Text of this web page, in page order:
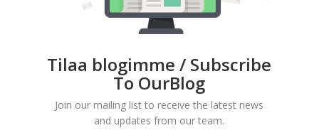
Tilaa blogimme / Subscribe
To OurBlog
Join our mailing list to receive the latest news
and updates from our team.